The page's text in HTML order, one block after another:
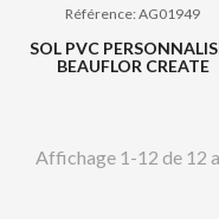
Référence: AG01949
SOL PVC
BEAUFLOR CREATE
Affichage 1-12 de 12